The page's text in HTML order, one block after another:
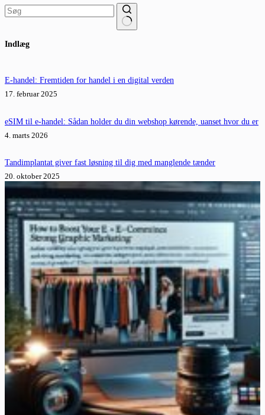
resultater
Indlæg
E-handel: Fremtiden for handel i en digital verden
17. februar 2025
eSIM til e-handel: Sådan holder du din webshop kørende, uanset hvor du er
4. marts 2026
Tandimplantat giver fast løsning til dig med manglende tænder
20. oktober 2025